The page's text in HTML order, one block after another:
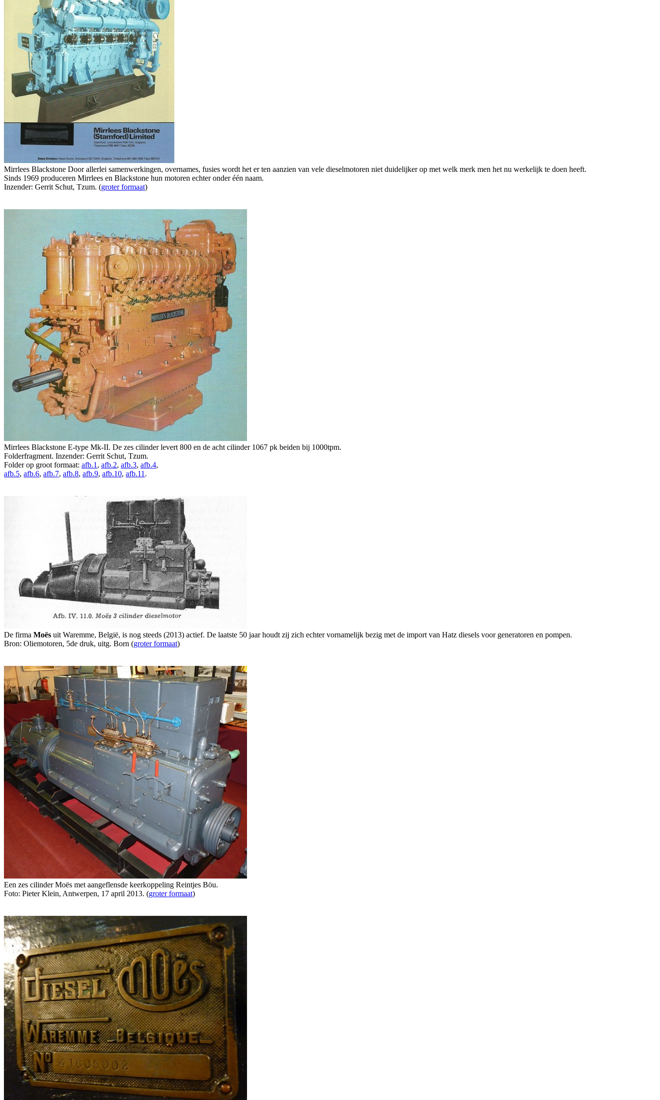
Mirrlees Blackstone Door allerlei samenwerkingen, overnames, fusies wordt het er ten aanzien van vele dieselmotoren niet duidelijker op met welk merk men het nu werkelijk te doen heeft.
Sinds 1969 produceren Mirrlees en Blackstone hun motoren echter onder één naam.
Inzender: Gerrit Schut, Tzum. (groter formaat)
Mirrlees Blackstone E-type Mk-II. De zes cilinder levert 800 en de acht cilinder 1067 pk beiden bij 1000tpm.
Folderfragment. Inzender: Gerrit Schut, Tzum.
Folder op groot formaat: afb.1 , afb.2, afb.3, afb.4,
afb.5, afb.6, afb.7, afb.8, afb.9, afb.10, afb.11 .
De firma Moës uit Waremme, België, is nog steeds (2013) actief. De laatste 50 jaar houdt zij zich echter vornamelijk bezig met de import van Hatz diesels voor generatoren en pompen.
Bron: Oliemotoren, 5de druk, uitg. Born (groter formaat)
Een zes cilinder Moës met aangeflensde keerkoppeling Reintjes Böu.
Foto: Pieter Klein, Antwerpen, 17 april 2013. (groter formaat)